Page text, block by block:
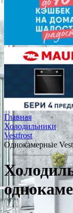
Главная
Холодильники
Vestfrost
Однокамерные